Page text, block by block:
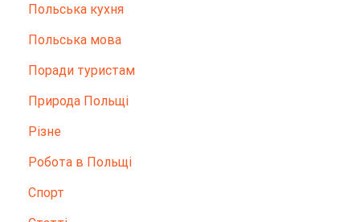
Польська кухня
Польська мова
Поради туристам
Природа Польщі
Різне
Робота в Польщі
Спорт